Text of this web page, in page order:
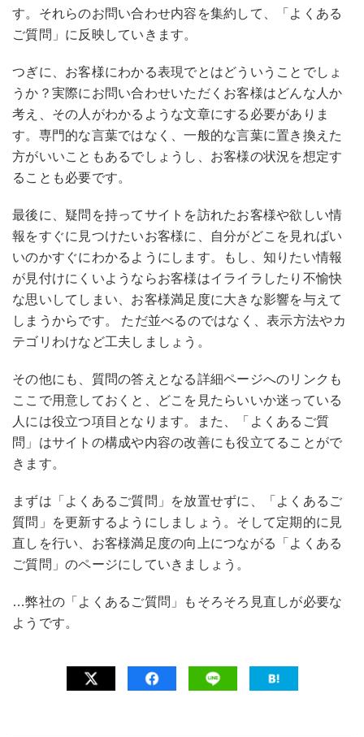
す。それらのお問い合わせ内容を集約して、「よくある
ご質問」に反映していきます。
つぎに、お客様にわかる表現でとはどういうことでしょ
うか？実際にお問い合わせいただくお客様はどんな人か
考え、その人がわかるような文章にする必要がありま
す。専門的な言葉ではなく、一般的な言葉に置き換えた
方がいいこともあるでしょうし、お客様の状況を想定す
ることも必要です。
最後に、疑問を持ってサイトを訪れたお客様や欲しい情
報をすぐに見つけたいお客様に、自分がどこを見ればい
いのかすぐにわかるようにします。もし、知りたい情報
が見付けにくいようならお客様はイライラしたり不愉快
な思いしてしまい、お客様満足度に大きな影響を与えて
しまうからです。 ただ並べるのではなく、表示方法やカ
テゴリわけなど工夫しましょう。
その他にも、質問の答えとなる詳細ページへのリンクも
ここで用意しておくと、どこを見たらいいか迷っている
人には役立つ項目となります。また、「よくあるご質
問」はサイトの構成や内容の改善にも役立てることがで
きます。
まずは「よくあるご質問」を放置せずに、「よくあるご
質問」を更新するようにしましょう。そして定期的に見
直しを行い、お客様満足度の向上につながる「よくある
ご質問」のページにしていきましょう。
…弊社の「よくあるご質問」もそろそろ見直しが必要な
ようです。